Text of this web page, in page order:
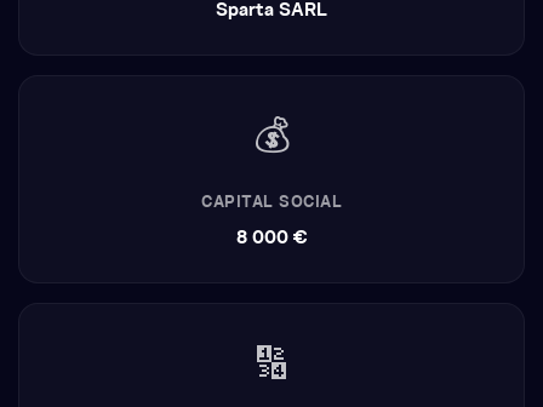
Sparta SARL
💰
CAPITAL SOCIAL
8 000 €
🔢